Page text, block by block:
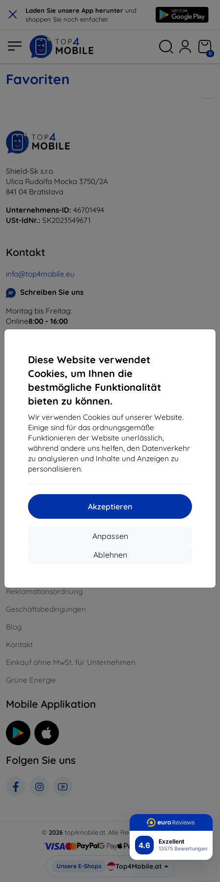
× Laden Sie unsere App herunter und
shoppen Sie noch einfacher.
4.6 Exzellent
13575 Bewertungen
Diese Website verwendet
Cookies, um Ihnen die
bestmögliche Funktionalität
bieten zu können.
Wir verwenden Cookies auf unserer Website.
Einige sind für das ordnungsgemäße
Funktionieren der Website unerlässlich,
während andere uns helfen, den Datenverkehr
zu analysieren und Inhalte und Anzeigen zu
personalisieren.
Akzeptieren
Anpassen
Ablehnen
0
Favoriten
Shield-Sk s.r.o.
Ulica Rudolfa Mocka 3750/2A
841 04 Bratislava
Unternehmens-ID: 46701494
USt-IdNr.: SK2023549671
Kontakt
info@top4mobile.eu
Schreiben Sie uns
Montag bis Freitag:
Online8:00 - 16:00
Einkaufen
Versand & Zahlung
Cashback
Widerrufsbelehrung
Reklamation
Information
Reklamationsordnung
Geschäftsbedingungen
Blog
Kontakt
Einkauf ohne MwSt. für Unternehmen
Grüne Energie
Mobile Applikation
Folgen Sie uns
© 2026top4mobile.at. Alle Rechte vorbehalten.
Unsere E-Shops Top4Mobile.at